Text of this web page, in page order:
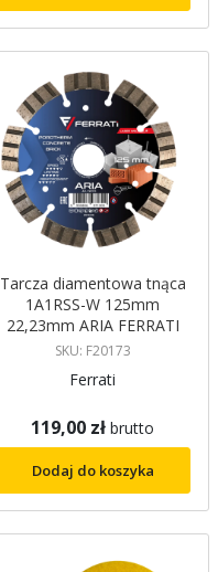
Tarcza diamentowa tnąca
1A1RSS-W 125mm
22,23mm ARIA FERRATI
SKU: F20173
Ferrati
119,00 zł brutto
Dodaj do koszyka